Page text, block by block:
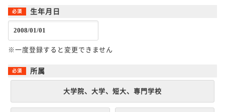
生年月日
※一度登録すると変更できません
所属
大学院、大学、短大、専門学校